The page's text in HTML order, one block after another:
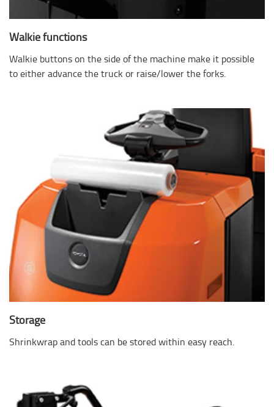
Walkie functions
Walkie buttons on the side of the machine make it possible
to either advance the truck or raise/lower the forks.
Storage
Shrinkwrap and tools can be stored within easy reach.